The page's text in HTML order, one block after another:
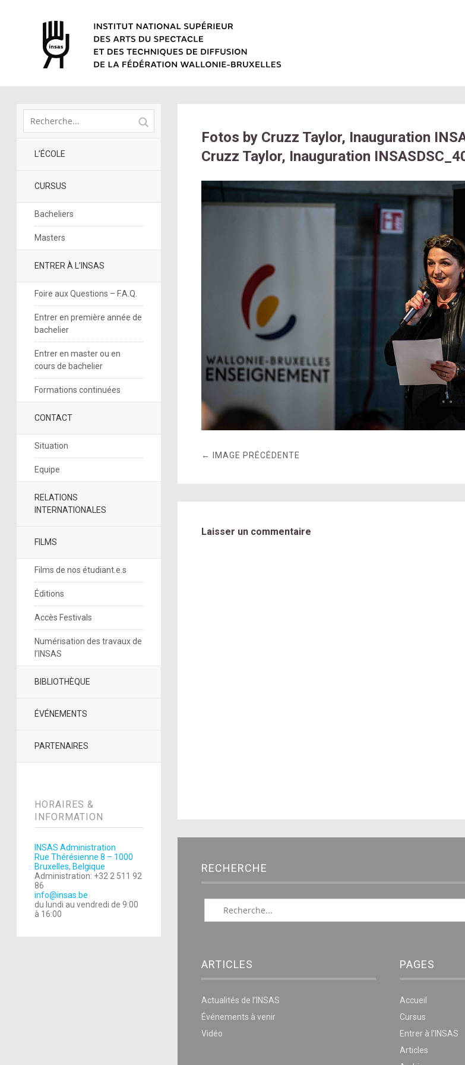
L’ÉCOLE
CURSUS
Bacheliers
Masters
ENTRER À L’INSAS
Foire aux Questions – F.A.Q.
Entrer en première année de
bachelier
Entrer en master ou en
cours de bachelier
Formations continuées
CONTACT
Situation
Equipe
RELATIONS
INTERNATIONALES
FILMS
Films de nos étudiant.e.s
Éditions
Accès Festivals
Numérisation des travaux de
l’INSAS
BIBLIOTHÈQUE
ÉVÉNEMENTS
PARTENAIRES
HORAIRES &
INFORMATION
INSAS Administration
Rue Thérésienne 8 – 1000
Bruxelles, Belgique
Administration: +32 2 511 92
86
info@insas.be
du lundi au vendredi de 9:00
à 16:00
Fotos by Cruzz Taylor, Inauguration
Cruzz Taylor, Inauguration
← IMAGE PRÉCÉDENTE
Laisser un commentaire
RECHERCHE
ARTICLES
Actualités de l’INSAS
Événements à venir
Vidéo
PAGES
Accueil
Cursus
Entrer à l’INSAS
Articles